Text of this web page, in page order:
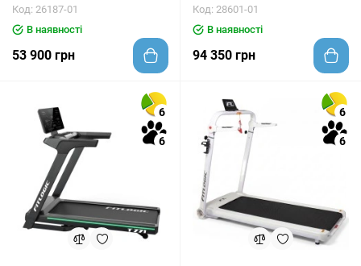
Код: 26187-01
В наявності
53 900 грн
Код: 28601-01
В наявності
94 350 грн
6
6
6
6